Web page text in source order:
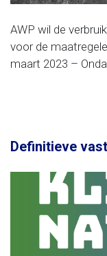
AWP wil de
voor de
maart 2023 –
Definitieve